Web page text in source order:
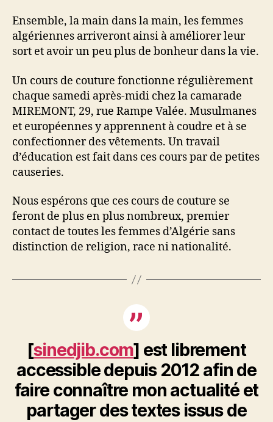
Ensemble, la main dans la main, les femmes
algériennes arriveront ainsi à améliorer leur
sort et avoir un peu plus de bonheur dans la vie.
Un cours de couture fonctionne régulièrement
chaque samedi après-midi chez la camarade
MIREMONT, 29, rue Rampe Valée. Musulmanes
et européennes y apprennent à coudre et à se
confectionner des vêtements. Un travail
d’éducation est fait dans ces cours par de petites
causeries.
Nous espérons que ces cours de couture se
feront de plus en plus nombreux, premier
contact de toutes les femmes d’Algérie sans
distinction de religion, race ni nationalité.
[sinedjib.com] est librement
accessible depuis 2012 afin de
faire connaître mon actualité et
partager des textes issus de